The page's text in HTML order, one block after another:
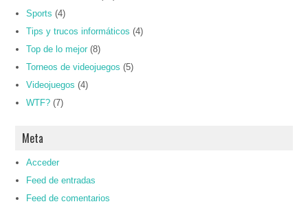
Sports (4)
Tips y trucos informáticos (4)
Top de lo mejor (8)
Torneos de videojuegos (5)
Videojuegos (4)
WTF? (7)
Meta
Acceder
Feed de entradas
Feed de comentarios